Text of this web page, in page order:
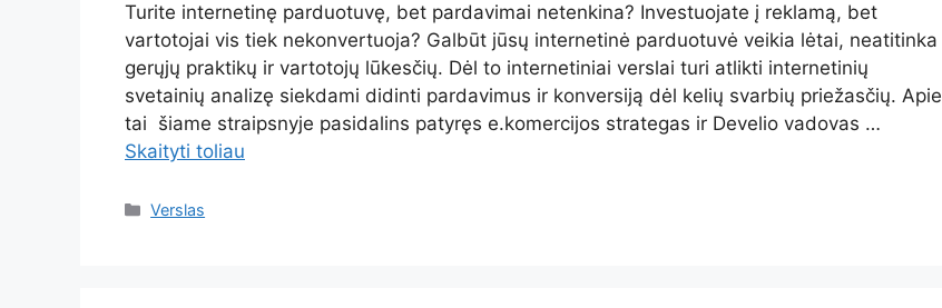
Turite internetinę parduotuvę, bet pardavimai netenkina? Investuojate į reklamą, bet
vartotojai vis tiek nekonvertuoja? Galbūt jūsų internetinė parduotuvė veikia lėtai, neatitinka
gerųjų praktikų ir vartotojų lūkesčių. Dėl to internetiniai verslai turi atlikti internetinių
svetainių analizę siekdami didinti pardavimus ir konversiją dėl kelių svarbių priežasčių. Apie
tai šiame straipsnyje pasidalins patyręs e.komercijos strategas ir Develio vadovas …
Skaityti toliau
Kategorijos
Verslas